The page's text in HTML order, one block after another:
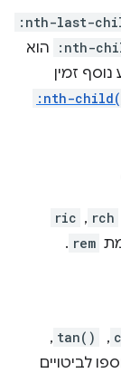
:nth-last-
:nth-
הוא
זמין
:nth-
rch
,‏
ric
rem
.
, ‏
tan()
, ‏
לביטויים